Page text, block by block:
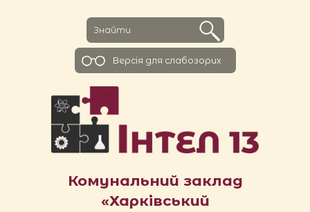
Комунальний заклад
«Харківський
Версiя для слабозорих